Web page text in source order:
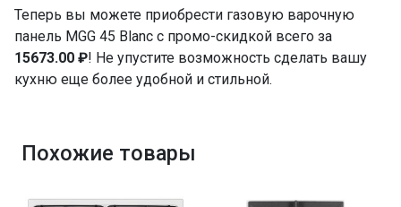
Теперь вы можете приобрести газовую варочную
панель MGG 45 Blanc с промо-скидкой всего за
15673.00 ₽! Не упустите возможность сделать вашу
кухню еще более удобной и стильной.
Похожие товары